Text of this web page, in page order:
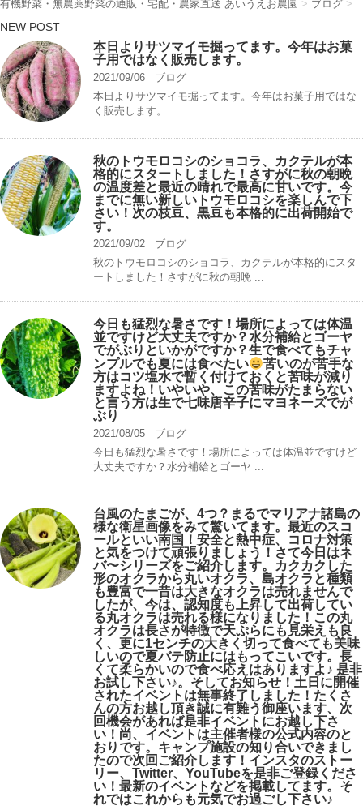
有機野菜・無農薬野菜の通販・宅配・農家直送 あいうえお農園 > ブログ >
NEW POST
本日よりサツマイモ掘ってます。今年はお菓
子用ではなく販売します。
2021/09/06
ブログ
本日よりサツマイモ掘ってます。今年はお菓子用ではな
く販売します。
秋のトウモロコシのショコラ、カクテルが本
格的にスタートしました！さすがに秋の朝晩
の温度差と最近の晴れで最高に甘いです。今
までに無い新しいトウモロコシを楽しんで下
さい！次の枝豆、黒豆も本格的に出荷開始で
す。
2021/09/02
ブログ
秋のトウモロコシのショコラ、カクテルが本格的にスタ
ートしました！さすがに秋の朝晩 ...
今日も猛烈な暑さです！場所によっては体温
並ですけど大丈夫ですか？水分補給とゴーヤ
でがぶりといかがですか？生で食べてもチャ
ンプルでも夏には食べたい
苦いのが苦手な
方はコツ塩水で暫く付けておくと苦味が減り
ますよね！いやいや、この苦味がたまらない
と言う方は生で七味唐辛子にマヨネーズでが
ぶり
2021/08/05
ブログ
今日も猛烈な暑さです！場所によっては体温並ですけど
大丈夫ですか？水分補給とゴーヤ ...
台風のたまごが、4つ？まるでマリアナ諸島の
様な衛星画像をみて驚いてます。最近のスコ
ールといい南国！安全と熱中症、コロナ対策
と気をつけて頑張りましょう！さて今日はネ
バ〜シリーズをご紹介します。カクカクした
形のオクラから丸いオクラ、島オクラと種類
も豊富で一昔は大きなオクラは売れませんで
したが、今は、認知度も上昇して出荷してい
る丸オクラは売れる様になりました！この丸
オクラは長さが特徴で天ぷらにも見栄えも良
く、更に1センチの大きく切って食べても美味
しいので夏バテ防止にはもってこいです。長
くて柔らかいので食べ応えはありますよ♪ 是非
お試し下さい♪。そしてお知らせ！土日に開催
されたイベントは無事終了しました！たくさ
んの方お越し頂き誠に有難う御座います、次
回機会があれば是非イベントにお越し下さ
い！尚、イベントは主催者様の公式内容のと
おりです。キャンプ️施設の知り合いできまし
たので次回ご紹介します！インスタのストー
リー、Twitter、YouTubeを是非ご登録くださ
い！最新のイベントなどを掲載してます。そ
れではこれからも元気でお過ごし下さい♪